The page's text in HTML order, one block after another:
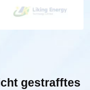
gestrafftes